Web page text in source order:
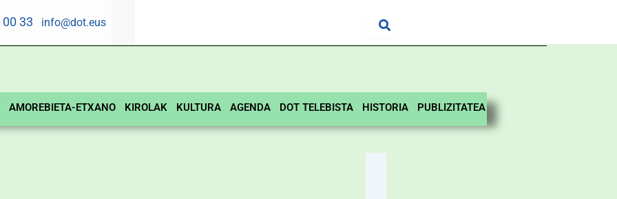
00 33 info@dot.eus
AMOREBIETA-ETXANO KIROLAK KULTURA AGENDA DOT TELEBISTA HISTORIA PUBLIZITATEA